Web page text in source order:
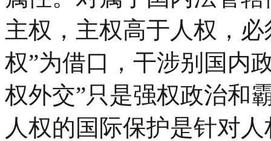
主权，主权高于人权，
权”为借口，干涉别国内
权外交”只是强权政治和
人权的国际保护是针对